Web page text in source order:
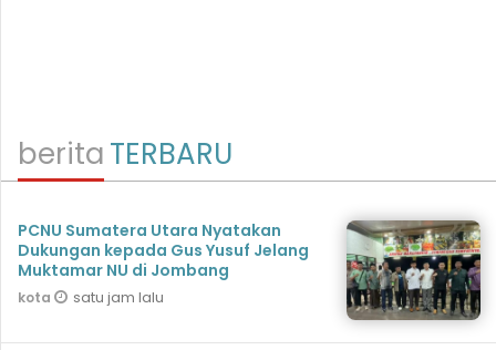
beritaTERBARU
PCNU Sumatera Utara Nyatakan
Dukungan kepada Gus Yusuf Jelang
Muktamar NU di Jombang
kota satu jam lalu